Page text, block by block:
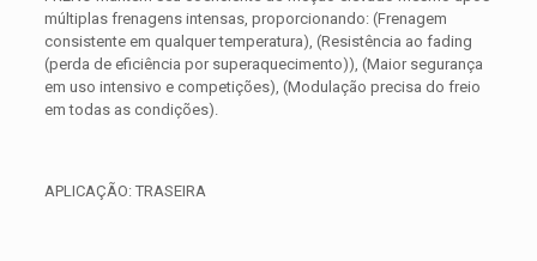
múltiplas frenagens intensas, proporcionando: (Frenagem
consistente em qualquer temperatura), (Resistência ao fading
(perda de eficiência por superaquecimento)), (Maior segurança
em uso intensivo e competições), (Modulação precisa do freio
em todas as condições).
APLICAÇÃO: TRASEIRA